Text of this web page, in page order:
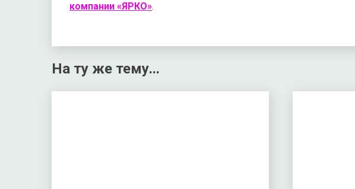
компании «ЯРКО».
На ту же тему...